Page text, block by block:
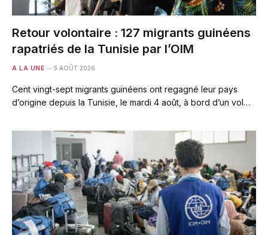
Retour volontaire : 127 migrants guinéens
rapatriés de la Tunisie par l’OIM
A LA UNE 5 AOÛT 2026
Cent vingt-sept migrants guinéens ont regagné leur pays
d’origine depuis la Tunisie, le mardi 4 août, à bord d’un vol…